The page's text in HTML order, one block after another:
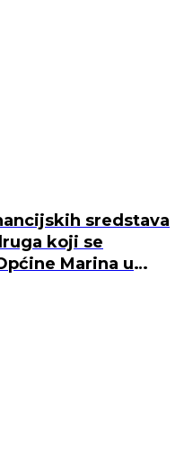
U DV
POZORCU
sredstava
koji se
Marina u